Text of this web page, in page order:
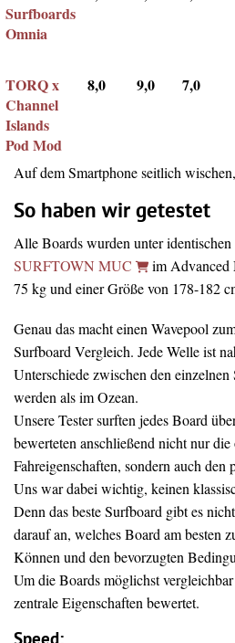
Surfboards
Omnia
TORQ x
Channel
Islands
Pod Mod
8,0 9,0 7,0
Auf dem Smartphone seitlich
So haben wir getestet
Alle Boards wurden unter
SURFTOWN MUC
im Advanced
75 kg und einer Größe von 178-182
Genau das macht einen Wavepool
Surfboard Vergleich. Jede Welle ist
Unterschiede zwischen den einzelnen
werden als im Ozean.
Unsere Tester surften jedes Board
bewerteten anschließend nicht nur
Fahreigenschaften, sondern auch den
Uns war dabei wichtig, keinen
Denn das beste Surfboard gibt es
darauf an, welches Board am besten
Können und den bevorzugten
Um die Boards möglichst
zentrale Eigenschaften bewertet.